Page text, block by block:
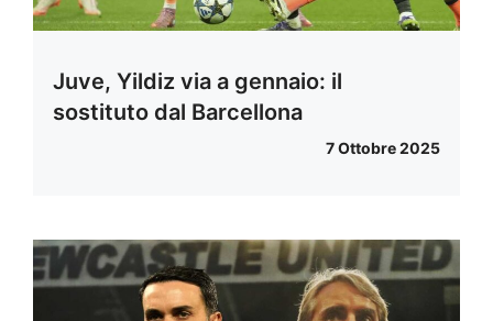
Juve, Yildiz via a gennaio: il
sostituto dal Barcellona
7 Ottobre 2025